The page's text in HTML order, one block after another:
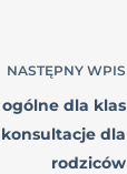
NASTĘPNY WPIS
dla klas
dla
rodziców